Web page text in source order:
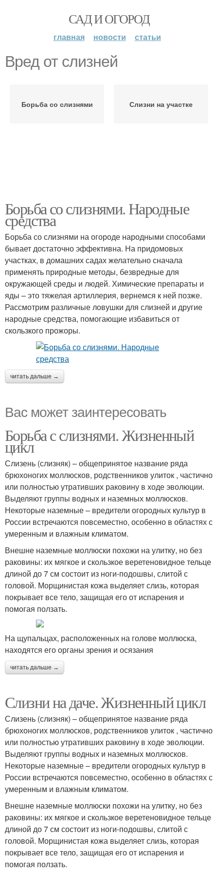
САД И ОГОРОД
главная новости статьи
Вред от слизней
Борьба со слизнями Слизни на участке
Борьба со слизнями. Народные
средства
Борьба со слизнями на огороде народными способами
бывает достаточно эффективна. На придомовых
участках, в домашних садах желательно сначала
применять природные методы, безвредные для
окружающей среды и людей. Химические препараты и
яды – это тяжелая артиллерия, вернемся к ней позже.
Рассмотрим различные ловушки для слизней и другие
народные средства, помогающие избавиться от
скользкого прожоры.
читать дальше →
Вас может заинтересовать
Борьба с слизнями. Жизненный
цикл
Слизень (слизняк) – общепринятое название ряда
брюхоногих моллюсков, родственников улиток , частично
или полностью утративших раковину в ходе эволюции.
Выделяют группы водных и наземных моллюсков.
Некоторые наземные – вредители огородных культур в
России встречаются повсеместно, особенно в областях с
умеренным и влажным климатом.
Внешне наземные моллюски похожи на улитку, но без
раковины: их мягкое и скользкое веретеновидное тельце
длиной до 7 см состоит из ноги-подошвы, слитой с
головой. Морщинистая кожа выделяет слизь, которая
покрывает все тело, защищая его от испарения и
помогая ползать.
На щупальцах, расположенных на голове моллюска,
находятся его органы зрения и осязания
читать дальше →
Слизни на даче. Жизненный цикл
Слизень (слизняк) – общепринятое название ряда
брюхоногих моллюсков, родственников улиток , частично
или полностью утративших раковину в ходе эволюции.
Выделяют группы водных и наземных моллюсков.
Некоторые наземные – вредители огородных культур в
России встречаются повсеместно, особенно в областях с
умеренным и влажным климатом.
Внешне наземные моллюски похожи на улитку, но без
раковины: их мягкое и скользкое веретеновидное тельце
длиной до 7 см состоит из ноги-подошвы, слитой с
головой. Морщинистая кожа выделяет слизь, которая
покрывает все тело, защищая его от испарения и
помогая ползать.